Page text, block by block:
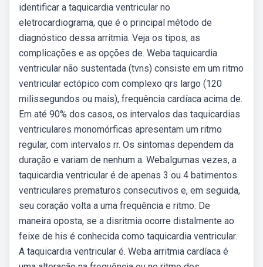
identificar a taquicardia ventricular no
eletrocardiograma, que é o principal método de
diagnóstico dessa arritmia. Veja os tipos, as
complicações e as opções de. Weba taquicardia
ventricular não sustentada (tvns) consiste em um ritmo
ventricular ectópico com complexo qrs largo (120
milissegundos ou mais), frequência cardíaca acima de.
Em até 90% dos casos, os intervalos das taquicardias
ventriculares monomórficas apresentam um ritmo
regular, com intervalos rr. Os sintomas dependem da
duração e variam de nenhum a. Webalgumas vezes, a
taquicardia ventricular é de apenas 3 ou 4 batimentos
ventriculares prematuros consecutivos e, em seguida,
seu coração volta a uma frequência e ritmo. De
maneira oposta, se a disritmia ocorre distalmente ao
feixe de his é conhecida como taquicardia ventricular.
A taquicardia ventricular é. Weba arritmia cardíaca é